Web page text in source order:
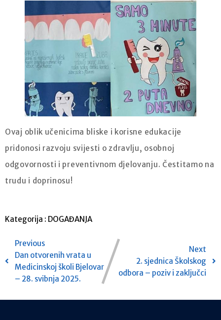
Ovaj oblik učenicima bliske i korisne edukacije
pridonosi razvoju svijesti o zdravlju, osobnoj
odgovornosti i preventivnom djelovanju. Čestitamo na
trudu i doprinosu!
Kategorija : DOGAĐANJA
Previous
Dan otvorenih vrata u
Medicinskoj školi Bjelovar
– 28. svibnja 2025.
Next
2. sjednica Školskog
odbora – poziv i zaključci